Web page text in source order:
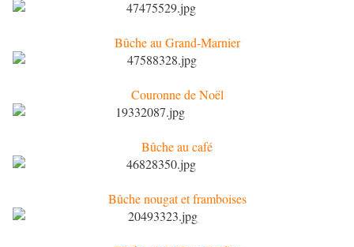
Bûche au Grand-Marnier
Couronne de Noël
Bûche au café
Bûche nougat et framboises